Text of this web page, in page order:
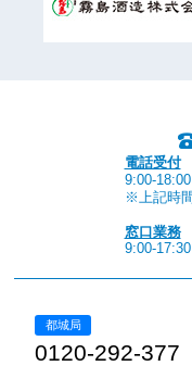
電話受付
9:00-18:00
※上記時
窓口業務
9:00-17:30
都城局
0120-292-377